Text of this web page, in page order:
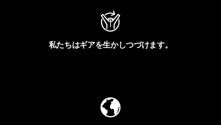
私たちはギアを生かしつづけます。